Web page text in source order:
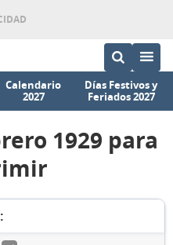
Calendario
2027
Días Festivos y
Feriados 2027
1929 para